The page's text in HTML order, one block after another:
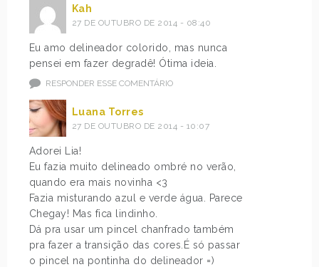
Kah
27 DE OUTUBRO DE 2014 - 08:40
Eu amo delineador colorido, mas nunca
pensei em fazer degradê! Ótima ideia.
RESPONDER ESSE COMENTÁRIO
Luana Torres
27 DE OUTUBRO DE 2014 - 10:07
Adorei Lia!
Eu fazia muito delineado ombré no verão,
quando era mais novinha <3
Fazia misturando azul e verde água. Parece
Chegay! Mas fica lindinho.
Dá pra usar um pincel chanfrado também
pra fazer a transição das cores.É só passar
o pincel na pontinha do delineador =)